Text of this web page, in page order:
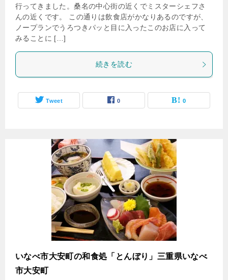
行ってきました。桑名の中心街の近くでミスターシェフさ
んの近くです。 この通りは飲食店がかなりあるのですが、
ノープランでうろつきパッと目に入ったこのお店に入って
みることに […]
続きを読む
Tweet 0 0
いなべ市大安町の和食処「とんぼり」三重県いなべ
市大安町